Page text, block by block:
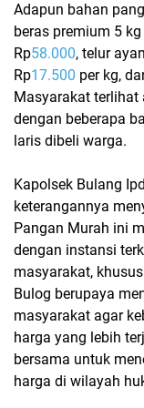
Adapun bahan
beras premium 5
Rp58.000, telur
Rp17.500 per kg,
Masyarakat
dengan beberapa
laris dibeli warga.
Kapolsek Bulang
keterangannya
Pangan Murah ini
dengan instansi
masyarakat,
Bulog berupaya
masyarakat agar
harga yang lebih
bersama untuk
harga di wilayah